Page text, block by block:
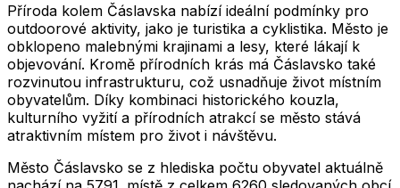
Příroda kolem Čáslavska nabízí ideální podmínky pro
outdoorové aktivity, jako je turistika a cyklistika. Město je
obklopeno malebnými krajinami a lesy, které lákají k
objevování. Kromě přírodních krás má Čáslavsko také
rozvinutou infrastrukturu, což usnadňuje život místním
obyvatelům. Díky kombinaci historického kouzla,
kulturního vyžití a přírodních atrakcí se město stává
atraktivním místem pro život i návštěvu.
Město Čáslavsko se z hlediska počtu obyvatel aktuálně